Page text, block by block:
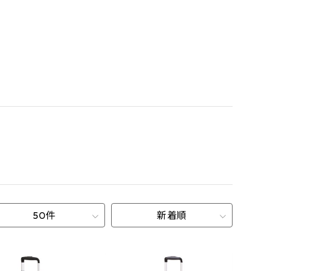
50件 新着順